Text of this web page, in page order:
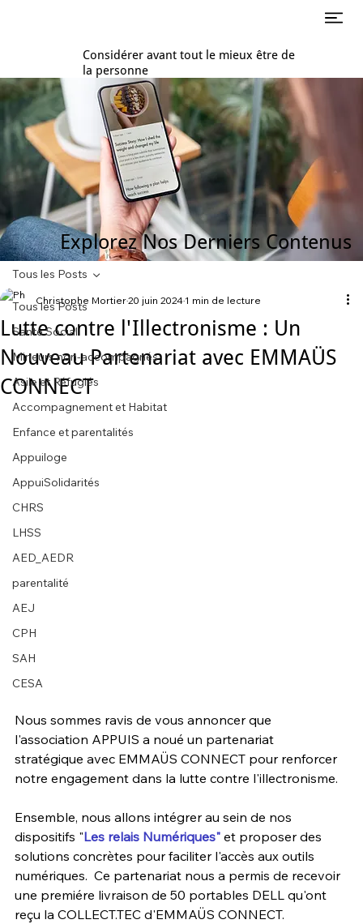
Considérer avant tout le mieux être de
la personne
Explorez Nos Derniers Contenus
Tous les Posts
Santé Social
Mineurs non-accompagnés
Asile et Réfugiés
Accompagnement et Habitat
Enfance et parentalités
Appuiloge
AppuiSolidarités
CHRS
LHSS
AED_AEDR
parentalité
AEJ
CPH
SAH
CESA
Tous les Posts
Lutte contre l'Illectronisme : Un
Nouveau Partenariat avec EMMAÜS
CONNECT
Christophe Mortier20 juin 2024 1 min de lecture
Nous sommes ravis de vous annoncer que
l'association APPUIS a noué un partenariat
stratégique avec EMMAÜS CONNECT pour renforcer
notre engagement dans la lutte contre l'illectronisme.
Ensemble, nous allons intégrer au sein de nos
dispositifs "Les relais Numériques" et proposer des
solutions concrètes pour faciliter l'accès aux outils
numériques.  Ce partenariat nous a permis de recevoir
une premiére livraison de 50 portables DELL qu'ont
reçu la COLLECT.TEC d'EMMAÜS CONNECT.